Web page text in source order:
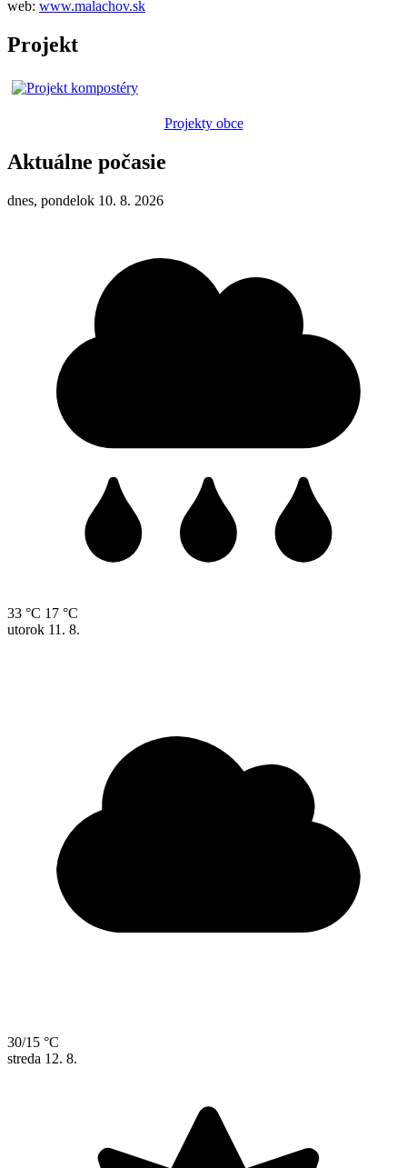
web: www.malachov.sk
Projekt
Projekty obce
Aktuálne počasie
dnes, pondelok 10. 8. 2026
33 °C 17 °C
utorok 11. 8.
30/15 °C
streda 12. 8.